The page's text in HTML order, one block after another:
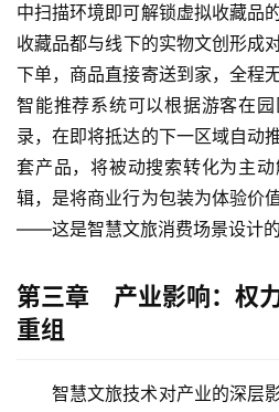
中扫描环境即可解锁虚拟收藏品
收藏品都与线下的实物文创形
下单，商品直接寄送到家，全程
智能推荐系统可以根据游客在
录，在即将抵达的下一区域自动
套产品，将被动搜索转化为主
辑，是将商业行为包装为体验价
——这是智慧文旅消费场景设计的
第三章 产业影响：权
重组
智慧文旅技术对产业的深层